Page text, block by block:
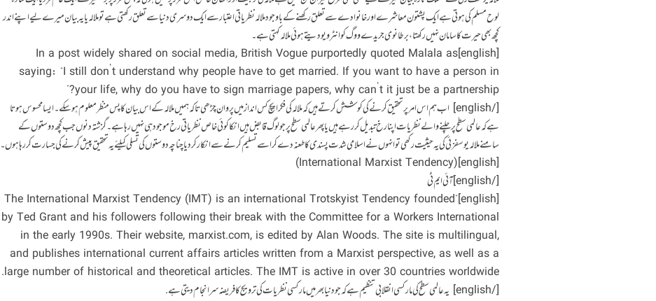
لوح مسلم کی ہوتی ہے ایک پشتون معاشرے اور خانوادے سے تعلق رکھنے کے باوجود ملالہ نظریاتی اعتبار سے ایک دوسری دنیا سے تعلق رکھتی ہے تو ملالہ یا یہ بیان میرے لیے اپنے اندر
کچھ بھی حیرت کا سامان نہیں رکھتا ، برطانوی جریدے ووگ کو انٹرویو دیتے ہوئی ملالہ کہتی ہے۔
[english] In a post widely shared on social media, British Vogue purportedly quoted Malala as
saying: “I still don’t understand why people have to get married. If you want to have a person in
your life, why do you have to sign marriage papers, why can’t it just be a partnership?”
[/english] اب ہم اس امر پر تحقیق کرنے کی کوشش کرتے ہیں کہ ملالہ کی فکر اپچ کس انداز میں پروان چڑھی تاکہ ہمیں ملالہ کے اس بیان کا پس منظر معلوم ہو سکے۔ایسا محسوس ہوتا
ہے کہ عالمی سطح پر چلنے والے نظریات اپنا رخ تبدیل کر رہے ہیں یا پھر عالمی سطح پر جو لوگ قابض ہیں انکا کوئی خاص نظریاتی رخ موجود ہی نہیں رہا ہے۔گزشتہ دنوں جب کچھ دوستوں کے
سامنے ملالہ یوسفزئی کی یہ حیثیت رکھی تو انہوں نے اسلامی شدت پسندی کا طعنہ دے کر اسے تسلیم کرنے سے انکار کر دیا چنا چہ دوستوں کی تسلی کیلئے یہ تحقیق پیش کرنے کی جسارت کر رہا ہوں۔
[english] (International Marxist Tendency)
[/english] آئی ایم ٹی
[english] “The International Marxist Tendency (IMT) is an international Trotskyist Tendency founded
by Ted Grant and his followers following their break with the Committee for a Workers International
in the early 1990s. Their website, marxist.com, is edited by Alan Woods. The site is multilingual,
and publishes international current affairs articles written from a Marxist perspective, as well as a
large number of historical and theoretical articles. The IMT is active in over 30 countries worldwide.
[/english] یہ عالمی سطح کی مارکسی انقلابی تنظیم ہے کہ جو دنیا بھر میں مارکسی نظریات کی ترویج کا فریضہ سر انجام دیتی ہے.